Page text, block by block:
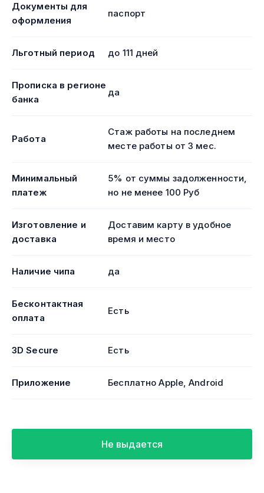
Документы для
оформления
паспорт
Льготный период до 111 дней
Прописка в регионе
банка
да
Работа
Стаж работы на последнем
месте работы от 3 мес.
Минимальный
платеж
5% от суммы задолженности,
но не менее 100 Руб
Изготовление и
доставка
Доставим карту в удобное
время и место
Наличие чипа да
Бесконтактная
оплата
Есть
3D Secure Есть
Приложение Бесплатно Apple, Android
Не выдается